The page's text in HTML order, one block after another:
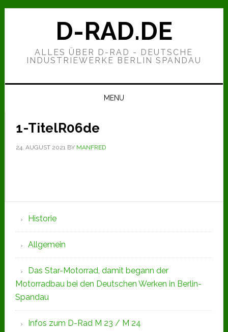
Zur
Hauptnavigation
Zum
Zur
D-RAD.DE
ALLES ÜBER D-RAD - DEUTSCHE
INDUSTRIEWERKE BERLIN SPANDAU
MENU
1-TitelR06de
24. AUGUST 2021BY MANFRED
Seitenspalte
Historie
Allgemein
Das Star-Motorrad, damit begann der
Motorradbau bei den Deutschen Werken in Berlin-
Spandau
Infos zum D-Rad M 23 / M 24